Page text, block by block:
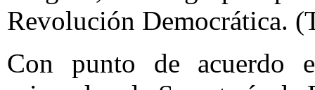
Revolución Democrática.
Con punto de acuerdo